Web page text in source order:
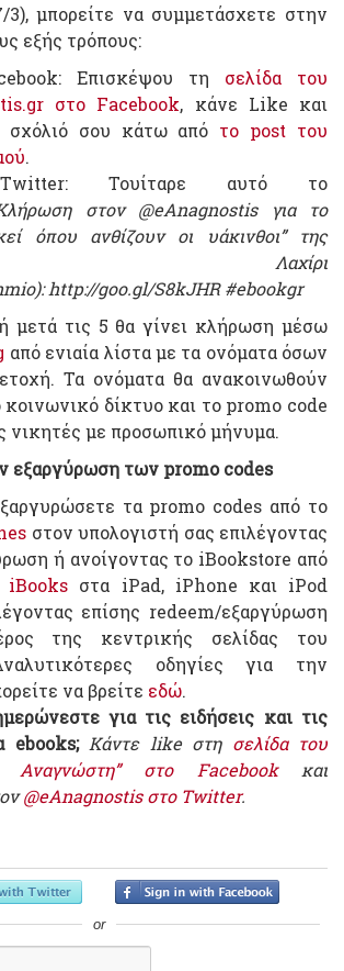
μπορείτε να συμμετάσχετε στην
εξής τρόπους:
Επισκέψου τη σελίδα του
στο Facebook, κάνε Like και
σχόλιό σου κάτω από το post του
.
Τουίταρε αυτό το
στον @eAnagnostis για το
όπου ανθίζουν οι υάκινθοι” της
Λαχίρι
http://goo.gl/S8kJHR #ebookgr
μετά τις 5 θα γίνει κλήρωση μέσω
από ενιαία λίστα με τα ονόματα όσων
Τα ονόματα θα ανακοινωθούν
κοινωνικό δίκτυο και το promo code
νικητές με προσωπικό μήνυμα.
εξαργύρωση των promo codes
τα promo codes από το
στον υπολογιστή σας επιλέγοντας
ή ανοίγοντας το iBookstore από
iBooks στα iPad, iPhone και iPod
επίσης redeem/εξαργύρωση
της κεντρικής σελίδας του
οδηγίες για την
να βρείτε εδώ.
για τις ειδήσεις και τις
ebooks; Κάντε like στη σελίδα του
Αναγνώστη” στο Facebookκαι
@eAnagnostis στο Twitter.
or